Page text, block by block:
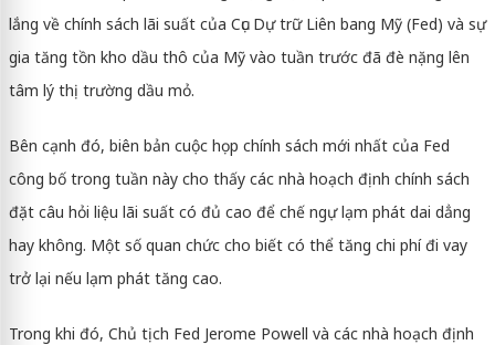
lắng về chính sách lãi suất của Cục Dự trữ Liên bang Mỹ (Fed) và sự
gia tăng tồn kho dầu thô của Mỹ vào tuần trước đã đè nặng lên
tâm lý thị trường dầu mỏ.
Bên cạnh đó, biên bản cuộc họp chính sách mới nhất của Fed
công bố trong tuần này cho thấy các nhà hoạch định chính sách
đặt câu hỏi liệu lãi suất có đủ cao để chế ngự lạm phát dai dẳng
hay không. Một số quan chức cho biết có thể tăng chi phí đi vay
trở lại nếu lạm phát tăng cao.
Trong khi đó, Chủ tịch Fed Jerome Powell và các nhà hoạch định